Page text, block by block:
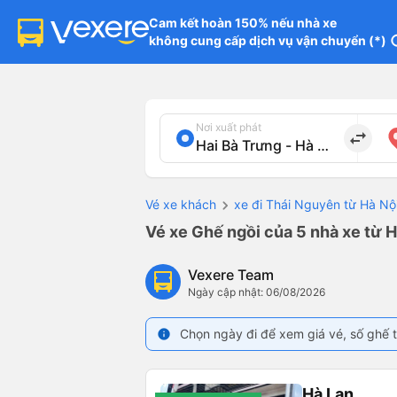
Cam kết hoàn 150% nếu nhà xe
không cung cấp dịch vụ vận chuyển (*)
Nơi xuất phát
import_export
Vé xe khách xe đi Thái Nguyên từ Hà
Vé xe Ghế ngồi của 5 nhà xe từ
Vexere Team
Ngày cập nhật: 06/08/2026
info Chọn ngày đi để xem giá vé, số